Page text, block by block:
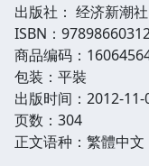
出版社： 经济新潮社
ISBN：
商品编码：
包装：平裝
出版时间：2012-11-
页数：304
正文语种：繁體中文